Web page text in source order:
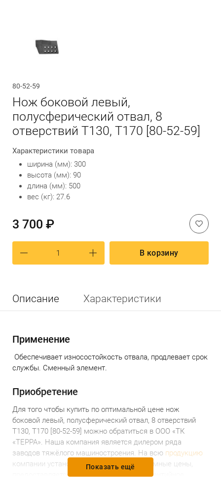
80-52-59
Нож боковой левый,
полусферический отвал, 8
отверствий Т130, Т170 [80-52-59]
Характеристики товара
ширина (мм): 300
высота (мм): 90
длина (мм): 500
вес (кг): 27.6
3 700 ₽
В корзину
Описание Характеристики
Применение
Обеспечивает износостойкость отвала, продлевает срок
службы. Сменный элемент.
Приобретение
Для того чтобы купить по оптимальной цене нож
боковой левый, полусферический отвал, 8 отверствий
Т130, Т170 [80-52-59] можно обратиться в ООО «ТК
«ТЕРРА». Наша компания является дилером ряда
заводов тяжёлого машиностроения. На всю продукцию
компании установлены доступные и разумные цены,
предоставляется гарантийное и послегарантийное
Показать ещё